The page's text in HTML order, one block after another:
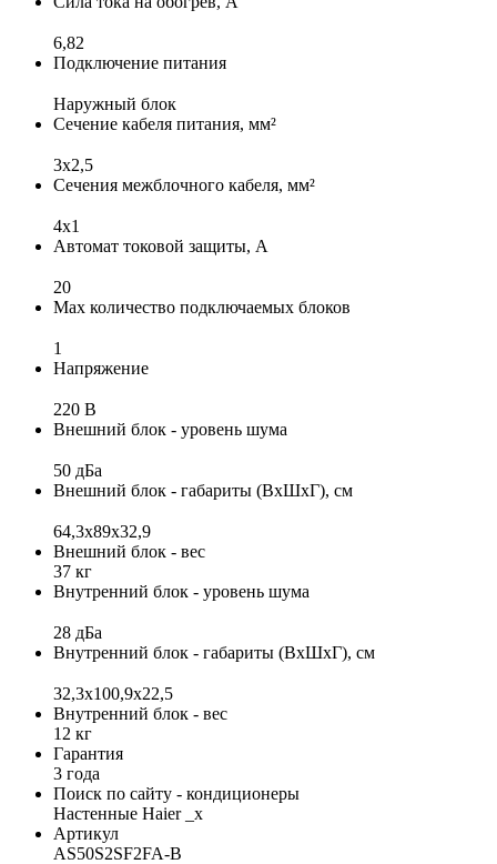
6,82
Подключение питания
Наружный блок
Сечение кабеля питания, мм²
3х2,5
Сечения межблочного кабеля, мм²
4х1
Автомат токовой защиты, А
20
Max количество подключаемых блоков
1
Напряжение
220 В
Внешний блок - уровень шума
50 дБа
Внешний блок - габариты (ВхШхГ), см
64,3х89х32,9
Внешний блок - вес
37 кг
Внутренний блок - уровень шума
28 дБа
Внутренний блок - габариты (ВхШхГ), см
32,3x100,9x22,5
Внутренний блок - вес
12 кг
Гарантия
3 года
Поиск по сайту - кондиционеры
Настенные Haier _x
Артикул
AS50S2SF2FA-B